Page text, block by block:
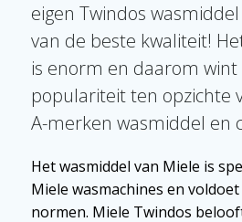
eigen Twindos
van de beste kwaliteit!
is enorm en daarom wint
populariteit ten opzichte
A-merken wasmiddel en
Het wasmiddel van Miele is
Miele wasmachines en
normen. Miele Twindos